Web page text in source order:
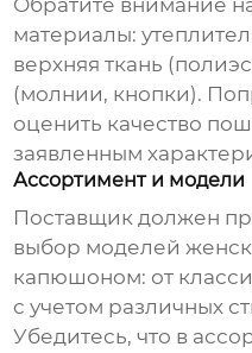
Обратите внимание
материалы:
верхняя ткань
(молнии, кнопки).
оценить качество
заявленным
Ассортимент и модели
Поставщик должен
выбор моделей
капюшоном: от
с учетом различных
Убедитесь, что в